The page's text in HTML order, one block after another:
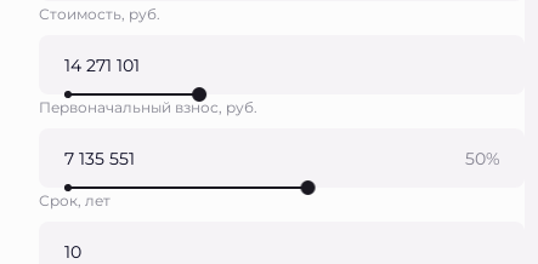
Стоимость, руб.
Первоначальный взнос, руб.
50%
Срок, лет